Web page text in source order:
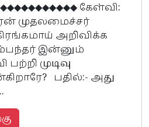
கேள்வி:
முதலமைச்சர்
அறிவிக்க
இன்னும்
முடிவு
பதில்:- அது